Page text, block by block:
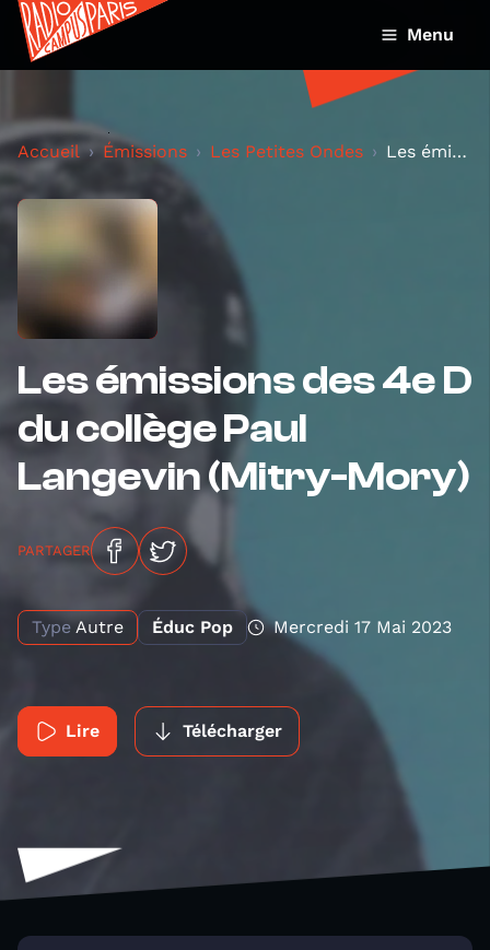
Menu
Accueil Émissions Les Petites Ondes Les émissions des 4e D du collège Paul Langevin (M...
Les émissions des 4e D
du collège Paul
Langevin (Mitry-Mory)
PARTAGER
Type Autre Éduc Pop Mercredi 17 Mai 2023
Lire Télécharger